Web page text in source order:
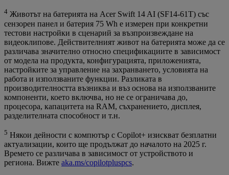
4 Животът на батерията на Acer Swift 14 AI (SF14-61T) със
сензорен панел и батерия 75 Wh е измерен при конкретни
тестови настройки в сценарий за възпроизвеждане на
видеоклипове. Действителният живот на батерията може да се
различава значително относно спецификациите в зависимост
от модела на продукта, конфигурацията, приложенията,
настройките за управление на захранването, условията на
работа и използваните функции. Разликата в
производителността възниква и въз основа на използваните
компоненти, което включва, но не се ограничава до,
процесора, капацитета на RAM, съхранението, дисплея,
разделителната способност и т.н.
5 Някои дейности с компютър с Copilot+ изискват безплатни
актуализации, които ще продължат до началото на 2025 г.
Времето се различава в зависимост от устройството и
региона. Вижте aka.ms/copilotpluspcs.